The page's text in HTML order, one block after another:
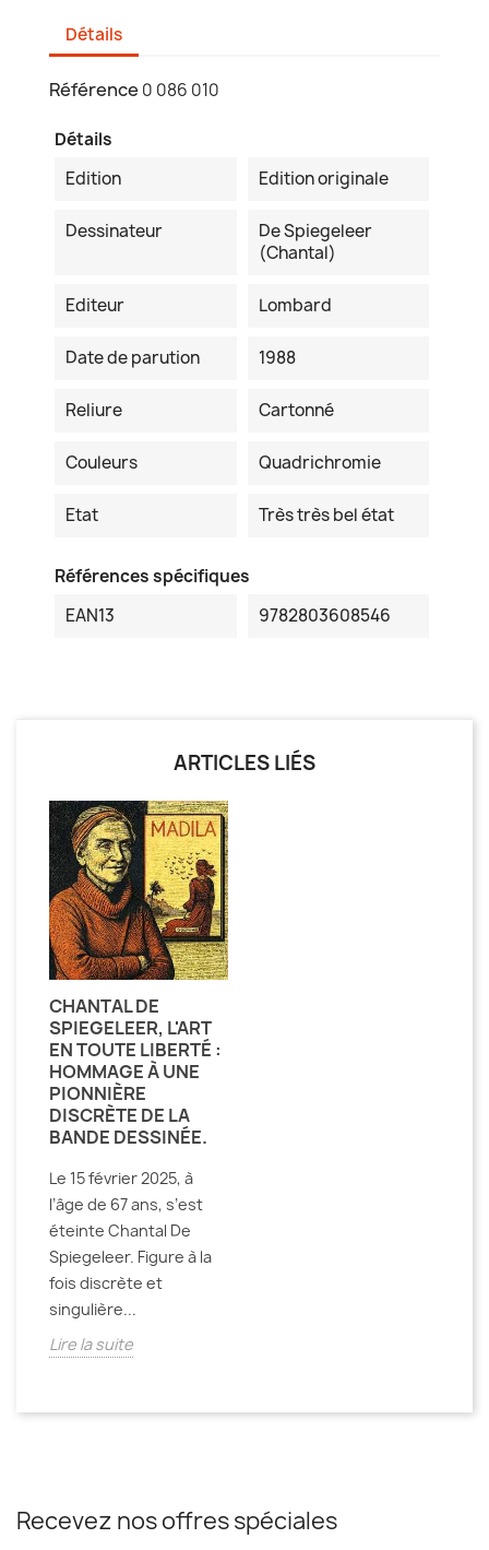
Détails
Référence 0 086 010
Détails
Edition
Edition originale
Dessinateur
De Spiegeleer
(Chantal)
Editeur Lombard
Date de parution 1988
Reliure Cartonné
Couleurs Quadrichromie
Etat Très très bel état
Références spécifiques
EAN13
9782803608546
ARTICLES LIÉS
CHANTAL DE
SPIEGELEER, L'ART
EN TOUTE LIBERTÉ :
HOMMAGE À UNE
PIONNIÈRE
DISCRÈTE DE LA
BANDE DESSINÉE.
Le 15 février 2025, à
l’âge de 67 ans, s’est
éteinte Chantal De
Spiegeleer. Figure à la
fois discrète et
singulière...
Lire la suite
Recevez nos offres spéciales